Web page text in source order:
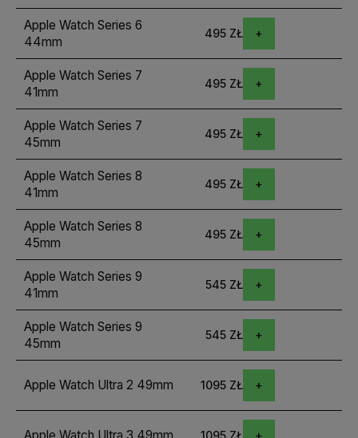
Apple Watch Series 6
44mm
495 ZŁ
Apple Watch Series 7
41mm
495 ZŁ
Apple Watch Series 7
45mm
495 ZŁ
Apple Watch Series 8
41mm
495 ZŁ
Apple Watch Series 8
45mm
495 ZŁ
Apple Watch Series 9
41mm
545 ZŁ
Apple Watch Series 9
45mm
545 ZŁ
Apple Watch Ultra 2 49mm 1095 ZŁ
1095 ZŁ